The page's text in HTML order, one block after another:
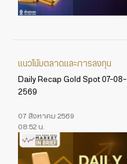
แนวโน้มตลาดและการลงทุน
Daily Recap Gold Spot 07-08-
2569
07 สิงหาคม 2569
08:52 น.